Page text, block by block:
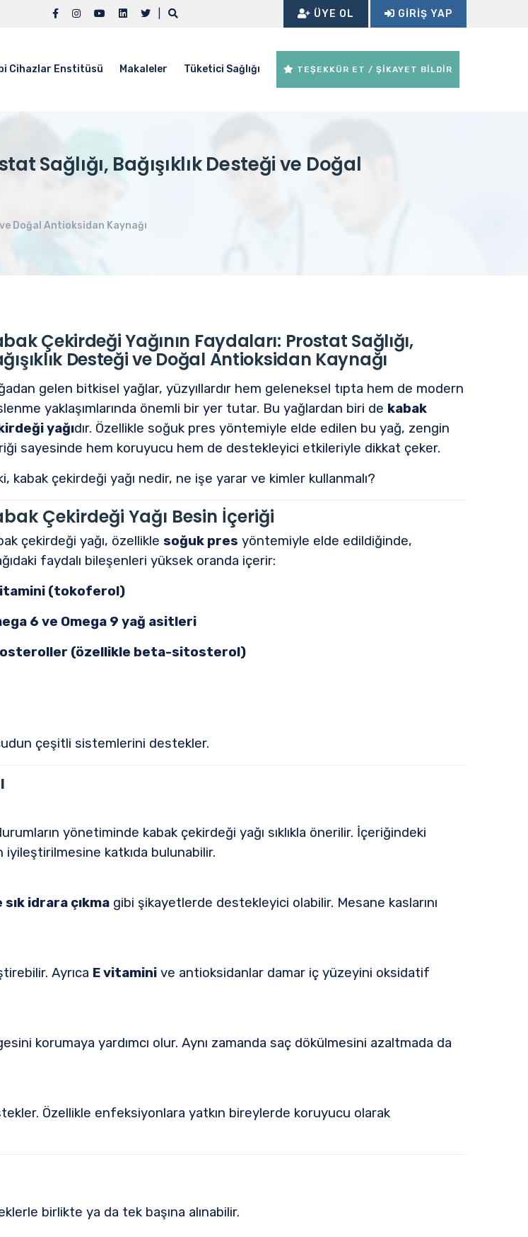
ÜYE OL GIRIŞ YAP
Cihazlar Enstitüsü Makaleler Tüketici Sağlığı TEŞEKKÜR ET / ŞİKAYET BİLDİR
Sağlığı, Bağışıklık Desteği ve Doğal
Doğal Antioksidan Kaynağı
Çekirdeği Yağının Faydaları: Prostat Sağlığı,
Desteği ve Doğal Antioksidan Kaynağı
gelen bitkisel yağlar, yüzyıllardır hem geleneksel tıpta hem de modern
yaklaşımlarında önemli bir yer tutar. Bu yağlardan biri de kabak
yağıdır. Özellikle soğuk pres yöntemiyle elde edilen bu yağ, zengin
sayesinde hem koruyucu hem de destekleyici etkileriyle dikkat çeker.
kabak çekirdeği yağı nedir, ne işe yarar ve kimler kullanmalı?
Çekirdeği Yağı Besin İçeriği
çekirdeği yağı, özellikle soğuk pres yöntemiyle elde edildiğinde,
faydalı bileşenleri yüksek oranda içerir:
(tokoferol)
6 ve Omega 9 yağ asitleri
(özellikle beta-sitosterol)
çeşitli sistemlerini destekler.
yönetiminde kabak çekirdeği yağı sıklıkla önerilir. İçeriğindeki
iyileştirilmesine katkıda bulunabilir.
sık idrara çıkma gibi şikayetlerde destekleyici olabilir. Mesane kaslarını
Ayrıca E vitamini ve antioksidanlar damar iç yüzeyini oksidatif
korumaya yardımcı olur. Aynı zamanda saç dökülmesini azaltmada da
Özellikle enfeksiyonlara yatkın bireylerde koruyucu olarak
birlikte ya da tek başına alınabilir.